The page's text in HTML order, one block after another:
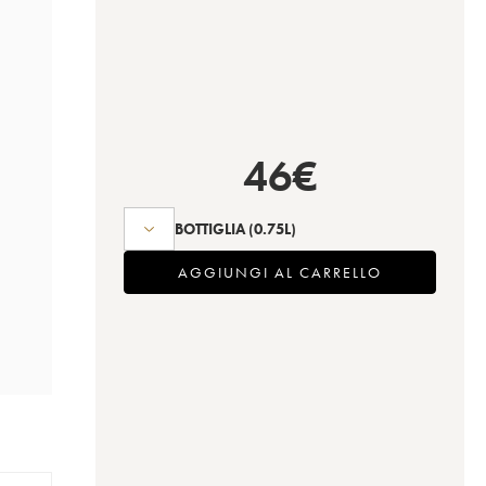
46€
BOTTIGLIA (0.75L)
AGGIUNGI AL CARRELLO